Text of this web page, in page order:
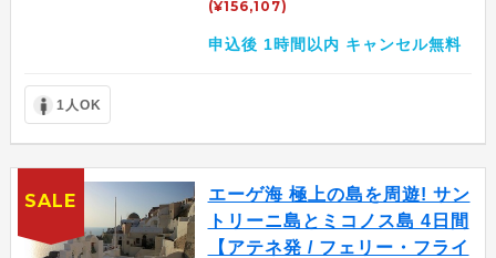
(¥156,107)
申込後 1時間以内 キャンセル無料
1人OK
エーゲ海 極上の島を周遊! サン
トリーニ島とミコノス島 4日間
【アテネ発 / フェリー・フライ
SALE